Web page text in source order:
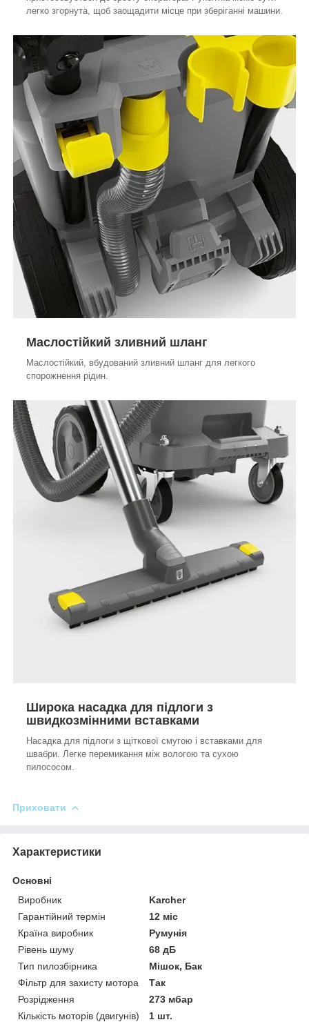
легко згорнута, щоб заощадити місце при зберіганні машини.
Маслостійкий зливний шланг
Маслостійкий, вбудований зливний шланг для легкого
спорожнення рідин.
Широка насадка для підлоги з
швидкозмінними вставками
Насадка для підлоги з щіткової смугою і вставками для
швабри. Легке перемикання між вологою та сухою
пилососом.
Приховати
Характеристики
Основні
Виробник
Karcher
Гарантійний термін
12 міс
Країна виробник
Румунія
Рівень шуму
68 дБ
Тип пилозбірника
Мішок, Бак
Фільтр для захисту мотора
Так
Розрідження
273 мбар
Кількість моторів (двигунів)
1 шт.